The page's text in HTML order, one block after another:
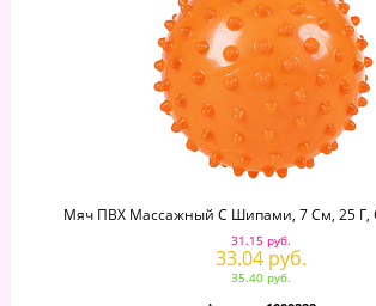
Мяч ПВХ Массажный С Шипами, 7 См, 25 Г,
31.15 руб.
33.04 руб.
35.40 руб.